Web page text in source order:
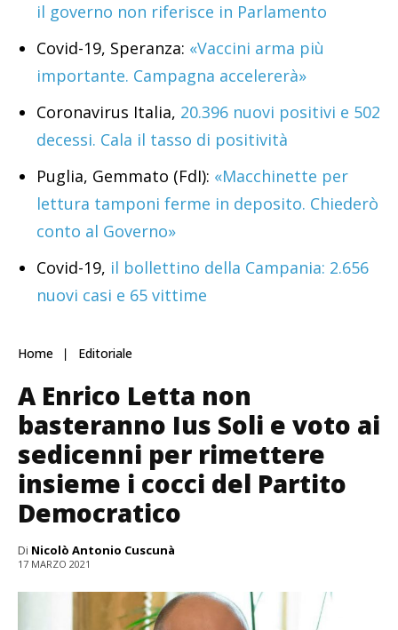
il governo non riferisce in Parlamento
Covid-19, Speranza: «Vaccini arma più
importante. Campagna accelererà»
Coronavirus Italia, 20.396 nuovi positivi e 502
decessi. Cala il tasso di positività
Puglia, Gemmato (FdI): «Macchinette per
lettura tamponi ferme in deposito. Chiederò
conto al Governo»
Covid-19, il bollettino della Campania: 2.656
nuovi casi e 65 vittime
Home Editoriale
A Enrico Letta non
basteranno Ius Soli e voto ai
sedicenni per rimettere
insieme i cocci del Partito
Democratico
Di Nicolò Antonio Cuscunà
17 MARZO 2021